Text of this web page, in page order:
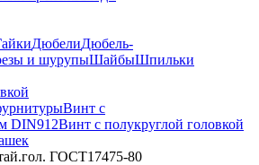
ДюбелиДюбель-
и шурупыШайбыШпильки
Винт с
DIN912Винт с полукруглой головкой
ГОСТ17475-80